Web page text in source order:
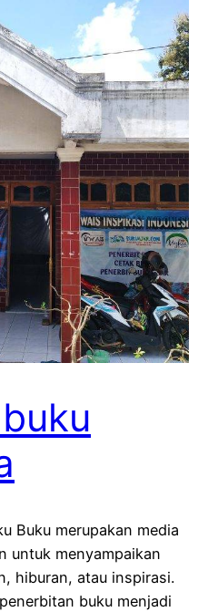
Buku merupakan media
untuk menyampaikan
hiburan, atau inspirasi.
buku menjadi